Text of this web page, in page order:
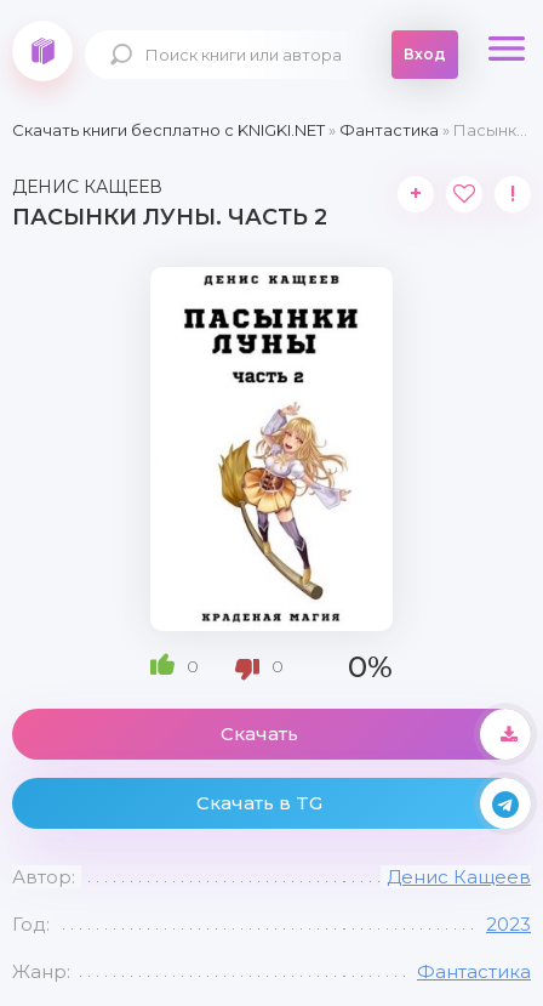
Вход
Скачать книги бесплатно c KNIGKI.NET» Фантастика » Пасынки Луны. Часть 2
ДЕНИС КАЩЕЕВ
ПАСЫНКИ ЛУНЫ. ЧАСТЬ 2
+ !
0 0 0%
Скачать
Скачать в TG
Автор: Денис Кащеев
Год: 2023
Жанр: Фантастика